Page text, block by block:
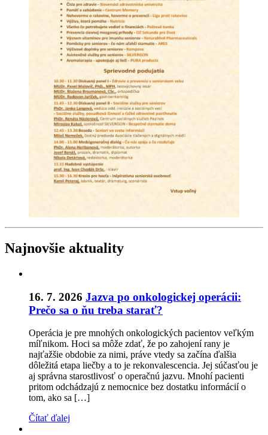
Najnovšie aktuality
16. 7. 2026 Jazva po onkologickej operácii:
Prečo sa o ňu treba starať?
Operácia je pre mnohých onkologických pacientov veľkým
míľnikom. Hoci sa môže zdať, že po zahojení rany je
najťažšie obdobie za nimi, práve vtedy sa začína ďalšia
dôležitá etapa liečby a to je rekonvalescencia. Jej súčasťou je
aj správna starostlivosť o operačnú jazvu. Mnohí pacienti
pritom odchádzajú z nemocnice bez dostatku informácií o
tom, ako sa […]
Čítať ďalej